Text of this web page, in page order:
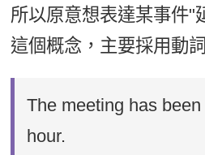
所以原意想表達某事件"
這個概念，主要採用動
The meeting has
hour.